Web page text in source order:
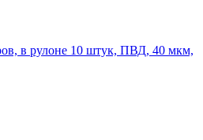
в рулоне 10 штук, ПВД, 40 мкм,